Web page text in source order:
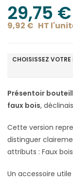
29,75 €
9,92 € HT l'
CHOISISSEZ VOTRE
Présentoir
faux bois,
Cette version
distinguer
attributs : Faux
Un accessoire